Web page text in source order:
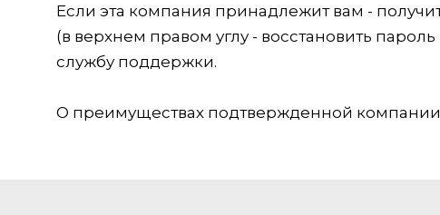
Если эта компания принадлежит вам -
(в верхнем правом углу - восстановить
службу поддержки.
О преимуществах подтвержденной